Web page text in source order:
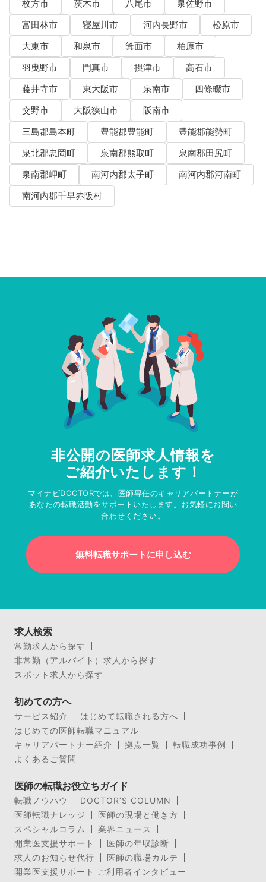
枚方市
茨木市 八尾市
泉佐野市
富田林市
寝屋川市 河内長野市
松原市
大東市
和泉市 箕面市
柏原市
羽曳野市
門真市 摂津市
高石市
藤井寺市
東大阪市 泉南市
四條畷市
交野市
大阪狭山市
阪南市
三島郡島本町
豊能郡豊能町
豊能郡能勢町
泉北郡忠岡町
泉南郡熊取町
泉南郡田尻町
泉南郡岬町
南河内郡太子町
南河内郡河南町
南河内郡千早赤阪村
非公開の医師求人情報を
ご紹介いたします！
マイナビDOCTORでは、医師専任のキャリアパートナーが
あなたの転職活動をサポートいたします。お気軽にお問い
合わせください。
無料転職サポートに申し込む
求人検索
常勤求人から探す
非常勤（アルバイト）求人から探す
スポット求人から探す
初めての方へ
サービス紹介
はじめて転職される方へ
はじめての医師転職マニュアル
キャリアパートナー紹介
拠点一覧
転職成功事例
よくあるご質問
医師の転職お役立ちガイド
転職ノウハウ
DOCTOR’S COLUMN
医師転職ナレッジ
医師の現場と働き方
スペシャルコラム
業界ニュース
開業医支援サポート
医師の年収診断
求人のお知らせ代行
医師の職場カルテ
開業医支援サポート ご利用者インタビュー